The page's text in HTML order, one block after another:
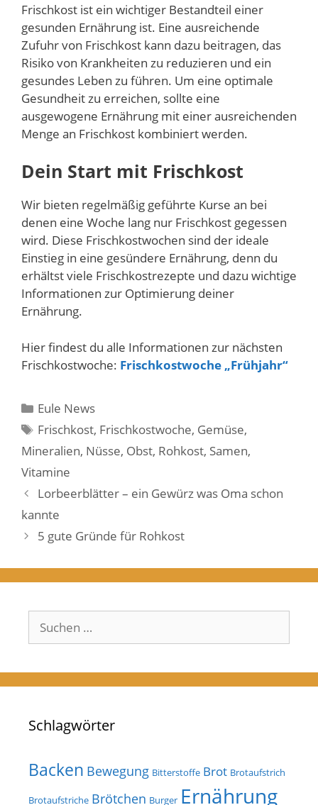
Frischkost ist ein wichtiger Bestandteil einer
gesunden Ernährung ist. Eine ausreichende
Zufuhr von Frischkost kann dazu beitragen, das
Risiko von Krankheiten zu reduzieren und ein
gesundes Leben zu führen. Um eine optimale
Gesundheit zu erreichen, sollte eine
ausgewogene Ernährung mit einer ausreichenden
Menge an Frischkost kombiniert werden.
Dein Start mit Frischkost
Wir bieten regelmäßig geführte Kurse an bei
denen eine Woche lang nur Frischkost gegessen
wird. Diese Frischkostwochen sind der ideale
Einstieg in eine gesündere Ernährung, denn du
erhältst viele Frischkostrezepte und dazu wichtige
Informationen zur Optimierung deiner
Ernährung.
Hier findest du alle Informationen zur nächsten
Frischkostwoche: Frischkostwoche „Frühjahr“
Kategorien
Eule News
Schlagwörter
Frischkost, Frischkostwoche, Gemüse,
Mineralien, Nüsse, Obst, Rohkost, Samen,
Vitamine
Lorbeerblätter – ein Gewürz was Oma schon
kannte
5 gute Gründe für Rohkost
Suchen
nach:
Schlagwörter
Backen Bewegung Bitterstoffe Brot Brotaufstrich
Brotaufstriche Brötchen Burger Ernährung